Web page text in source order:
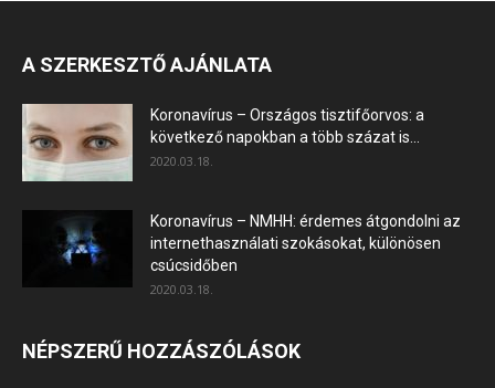
A SZERKESZTŐ AJÁNLATA
Koronavírus – Országos tisztifőorvos: a
következő napokban a több százat is...
2020.03.18.
Koronavírus – NMHH: érdemes átgondolni az
internethasználati szokásokat, különösen
csúcsidőben
2020.03.18.
NÉPSZERŰ HOZZÁSZÓLÁSOK